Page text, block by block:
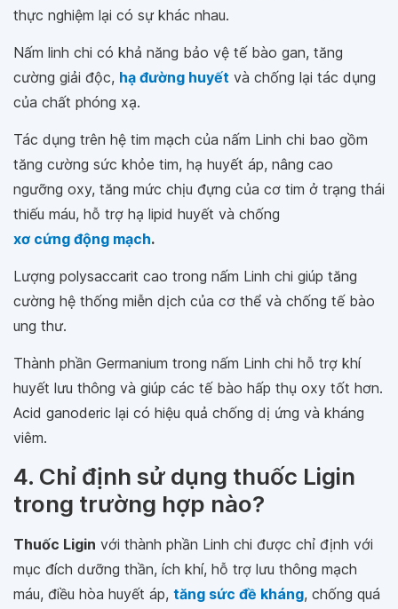
thực nghiệm lại có sự khác nhau.
Nấm linh chi có khả năng bảo vệ tế bào gan, tăng
cường giải độc, hạ đường huyết và chống lại tác dụng
của chất phóng xạ.
Tác dụng trên hệ tim mạch của nấm Linh chi bao gồm
tăng cường sức khỏe tim, hạ huyết áp, nâng cao
ngưỡng oxy, tăng mức chịu đựng của cơ tim ở trạng thái
thiếu máu, hỗ trợ hạ lipid huyết và chống
xơ cứng động mạch.
Lượng polysaccarit cao trong nấm Linh chi giúp tăng
cường hệ thống miễn dịch của cơ thể và chống tế bào
ung thư.
Thành phần Germanium trong nấm Linh chi hỗ trợ khí
huyết lưu thông và giúp các tế bào hấp thụ oxy tốt hơn.
Acid ganoderic lại có hiệu quả chống dị ứng và kháng
viêm.
4. Chỉ định sử dụng thuốc Ligin
trong trường hợp nào?
Thuốc Ligin với thành phần Linh chi được chỉ định với
mục đích dưỡng thần, ích khí, hỗ trợ lưu thông mạch
máu, điều hòa huyết áp, tăng sức đề kháng, chống quá